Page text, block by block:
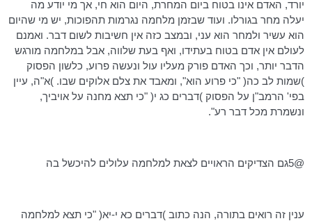
יורד, האדם אינו בטוח ביום המחרת, היום הוא חי, אך מי יודע מה
יעלה מחר בגורלו. ועוד שבזמן מלחמה נגרמות תהפוכות, יש מי שהיום
הוא עשיר ולמחר הוא עני, ובמצב כזה אין חשיבות לשום דבר. ואמנם
לעולם אין אדם בטוח בעתידו, ואף בעת שלווה, אבל במלחמה מורגש
הדבר יותר, וכך האדם פורק מעליו עול ונעשה פרוע, כלשון הפסוק
)שמות לב כה( "כי פרוע הוא", ומאבד את צלם אלוקים שבו. )א"ה, עיין
בפי' הרמב"ן על הפסוק )דברים כג י( "כי תצא מחנה על אויביך,
ונשמרת מכל דבר רע".
@5גם הצדיקים הראויים לצאת למלחמה עלולים להיכשל בה
ענין זה רואים בתורה, הנה כתוב )דברים כא י-יא( "כי תצא למלחמה